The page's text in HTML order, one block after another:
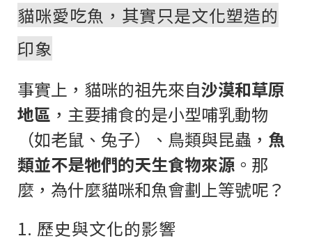
貓咪愛吃魚，其實只是文化塑造的
印象
事實上，貓咪的祖先來自沙漠和草原
地區 ，主要捕食的是小型哺乳動物
（如老鼠、兔子）、鳥類與昆蟲， 魚
類並不是牠們的天生食物來源 。那
麼，為什麼貓咪和魚會劃上等號呢？
1. 歷史與文化的影響